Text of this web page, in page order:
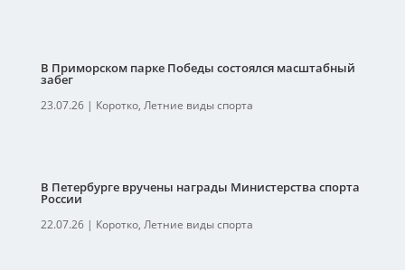
В Приморском парке Победы состоялся масштабный
забег
23.07.26| Коротко, Летние виды спорта
В Петербурге вручены награды Министерства спорта
России
22.07.26| Коротко, Летние виды спорта